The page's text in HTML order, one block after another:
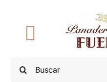
contenido
Buscar:
Toggle
Navigation
Nosotros